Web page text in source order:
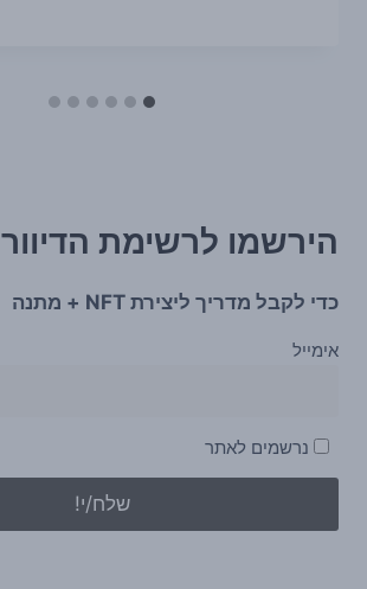
הירשמו לרשימת הדיוור
כדי לקבל מדריך ליצירת NFT + מתנה
אימייל
נרשמים לאתר